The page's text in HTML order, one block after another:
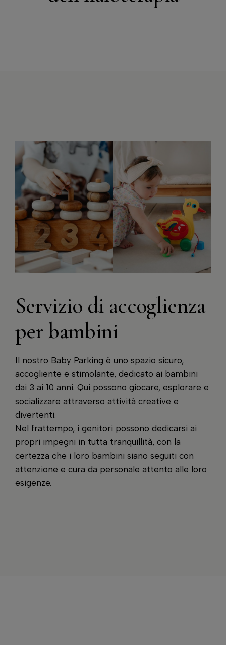
Servizio di accoglienza
per bambini
Il nostro Baby Parking è uno spazio sicuro,
accogliente e stimolante, dedicato ai bambini
dai 3 ai 10 anni. Qui possono giocare, esplorare e
socializzare attraverso attività creative e
divertenti.
Nel frattempo, i genitori possono dedicarsi ai
propri impegni in tutta tranquillità, con la
certezza che i loro bambini siano seguiti con
attenzione e cura da personale attento alle loro
esigenze.